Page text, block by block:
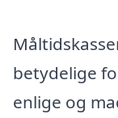
betydelige
enlige og